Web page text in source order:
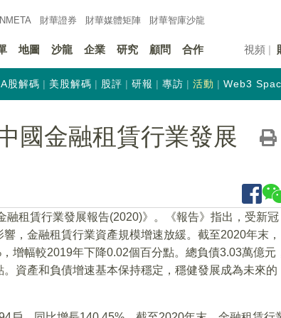
財華證券 財華媒體矩陣 財華智庫沙龍
地圖 沙龍 企業 研究 顧問 合作 視頻
A股解碼 美股解碼 股評 研報 專訪 活動 Web3
國金融租賃行業發展
租賃行業發展報告(2020)》。《報告》指出，受新冠
，金融租賃行業資產規模增速放緩。截至2020年末，
增幅較2019年下降0.02個百分點。總負債3.03萬億元
資產和負債增速基本保持穩定，穩健發展成為未來的